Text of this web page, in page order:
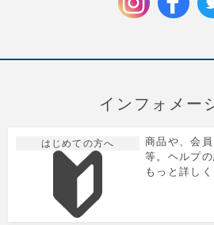
お歳暮特集を公開しました。
インフォメー
はじめての方へ
商品や、会
等。ヘルプの
もっと詳しく